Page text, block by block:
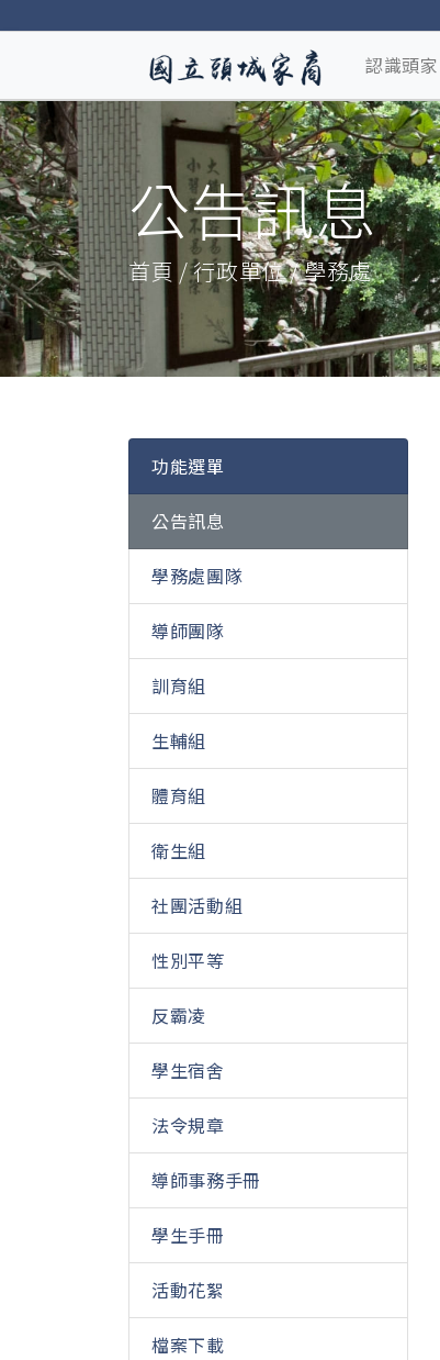
認識頭家
公告訊息
首頁 / 行政單位 / 學務處
功能選單
公告訊息
學務處團隊
導師團隊
訓育組
生輔組
體育組
衛生組
社團活動組
性別平等
反霸凌
學生宿舍
法令規章
導師事務手冊
學生手冊
活動花絮
檔案下載